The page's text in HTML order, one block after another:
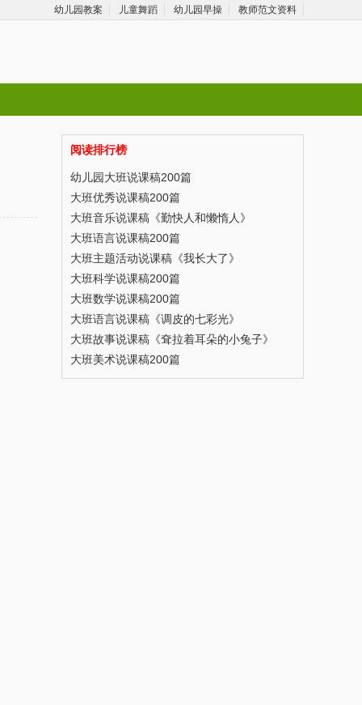
幼儿园教案 儿童舞蹈 幼儿园早操 教师范文资料
阅读排行榜
幼儿园大班说课稿200篇
大班优秀说课稿200篇
大班音乐说课稿《勤快人和懒惰人》
大班语言说课稿200篇
大班主题活动说课稿《我长大了》
大班科学说课稿200篇
大班数学说课稿200篇
大班语言说课稿《调皮的七彩光》
大班故事说课稿《耷拉着耳朵的小兔子》
大班美术说课稿200篇